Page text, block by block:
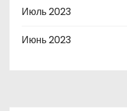
Июль 2023
Июнь 2023